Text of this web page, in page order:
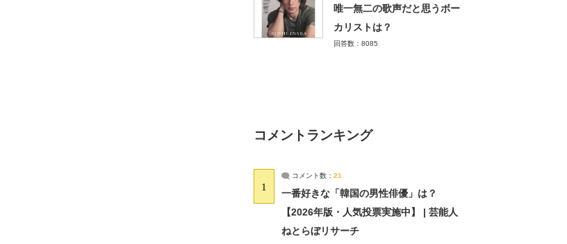
唯一無二の歌声だと思うボー
カリストは？
回答数：8085
コメントランキング
1
コメント数： 21
一番好きな「韓国の男性俳優」は？
【2026年版・人気投票実施中】 | 芸能人
ねとらぼリサーチ